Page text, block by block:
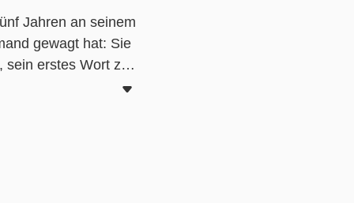
Jahren an seinem
gewagt hat: Sie
sein erstes Wort zu
will. Was als
stellt: einen
